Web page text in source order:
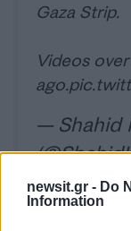
newsit.gr - Do
Information
Gaza Strip.
Videos
ago.
— Shahid
2026